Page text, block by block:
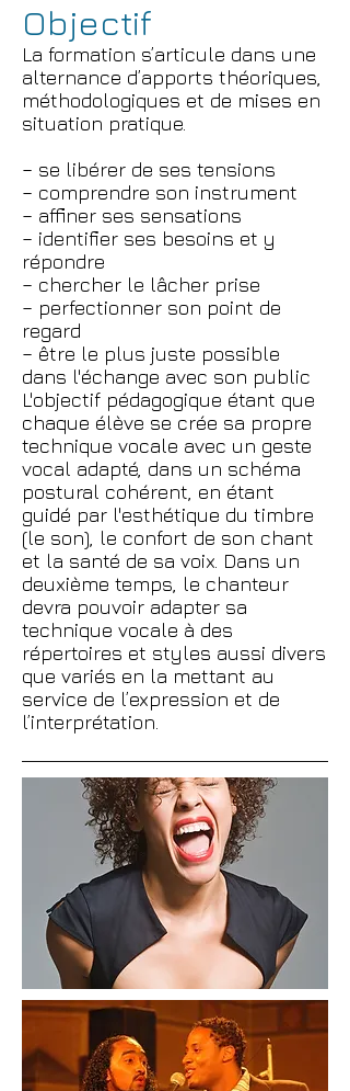
Objectif
La formation s’articule dans une
alternance d’apports théoriques,
méthodologiques et de mises en
situation pratique.
– se libérer de ses tensions
– comprendre son instrument
– affiner ses sensations
– identifier ses besoins et y
répondre
– chercher le lâcher prise
– perfectionner son point de
regard
– être le plus juste possible
dans l'échange avec son public
L'objectif pédagogique étant que
chaque élève se crée sa propre
technique vocale avec un geste
vocal adapté, dans un schéma
postural cohérent, en étant
guidé par l'esthétique du timbre
(le son), le confort de son chant
et la santé de sa voix. Dans un
deuxième temps, le chanteur
devra pouvoir adapter sa
technique vocale à des
répertoires et styles aussi divers
que variés en la mettant au
service de l’expression et de
l’interprétation.